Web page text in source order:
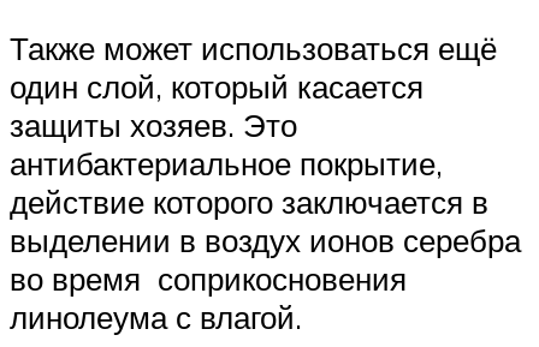
Также может использоваться ещё
один слой, который касается
защиты хозяев. Это
антибактериальное покрытие,
действие которого заключается в
выделении в воздух ионов серебра
во время соприкосновения
линолеума с влагой.